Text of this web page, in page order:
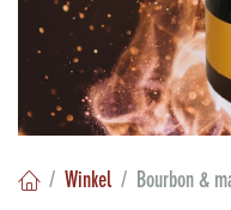
Winkel Bourbon &